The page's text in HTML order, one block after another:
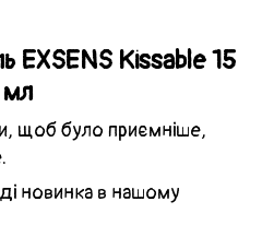
EXSENS Kissable 15
мл
щоб було приємніше,
новинка в нашому